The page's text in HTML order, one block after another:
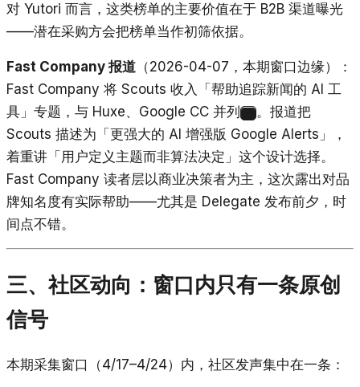
对 Yutori 而言，这类榜单的主要价值在于 B2B 渠道曝光
——潜在采购方会把榜单当作初筛依据。
Fast Company 报道 （2026-04-07，本期窗口边缘）：
Fast Company 将 Scouts 收入「帮助追踪新闻的 AI 工
具」专题，与 Huxe、Google CC 并列
。报道把
Scouts 描述为「更强大的 AI 增强版 Google Alerts」，
着重讲「用户定义主题而非算法决定」这个设计选择。
Fast Company 读者层以商业决策者为主，这次露出对品
牌知名度有实际帮助——尤其是 Delegate 发布前夕，时
间点不错。
三、社区动向：窗口内只有一条原创
信号
本期采集窗口（4/17–4/24）内，社区发声集中在一条：